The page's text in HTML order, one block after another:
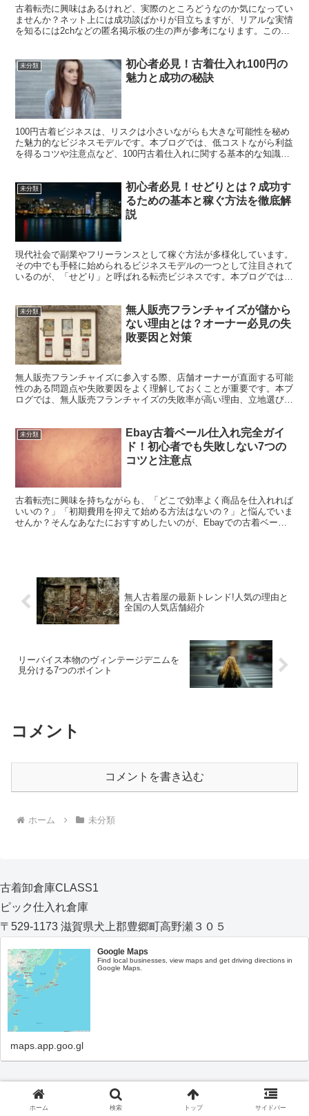
古着転売に興味はあるけれど、実際のところどうなのか気になってい
ませんか？ネット上には成功談ばかりが目立ちますが、リアルな実情
を知るには2chなどの匿名掲示板の生の声が参考になります。このブ
未分類
初心者必見！古着仕入れ100円の
魅力と成功の秘訣
100円古着ビジネスは、リスクは小さいながらも大きな可能性を秘め
た魅力的なビジネスモデルです。本ブログでは、低コストながら利益
を得るコツや注意点など、100円古着仕入れに関する基本的な知識を
未分類
初心者必見！せどりとは？成功す
るための基本と稼ぐ方法を徹底解
説
現代社会で副業やフリーランスとして稼ぐ方法が多様化しています。
その中でも手軽に始められるビジネスモデルの一つとして注目されて
いるのが、「せどり」と呼ばれる転売ビジネスです。本ブログでは、
未分類
無人販売フランチャイズが儲から
ない理由とは？オーナー必見の失
敗要因と対策
無人販売フランチャイズに参入する際、店舗オーナーが直面する可能
性のある問題点や失敗要因をよく理解しておくことが重要です。本ブ
ログでは、無人販売フランチャイズの失敗率が高い理由、立地選びの
未分類
Ebay古着ベール仕入れ完全ガイ
ド！初心者でも失敗しない7つの
コツと注意点
古着転売に興味を持ちながらも、「どこで効率よく商品を仕入れれば
いいの？」「初期費用を抑えて始める方法はないの？」と悩んでいま
せんか？そんなあなたにおすすめしたいのが、Ebayでの古着ベール
無人古着屋の最新トレンド!人気の理由と
全国の人気店舗紹介
リーバイス本物のヴィンテージデニムを
見分ける7つのポイント
コメント
コメントを書き込む
ホーム 未分類
古着卸倉庫CLASS1
ピック仕入れ倉庫
〒529-1173 滋賀県犬上郡豊郷町高野瀬３０５
Google Maps
Find local businesses, view maps and get driving directions in
Google Maps.
maps.app.goo.gl
ホーム 検索 トップ サイドバー